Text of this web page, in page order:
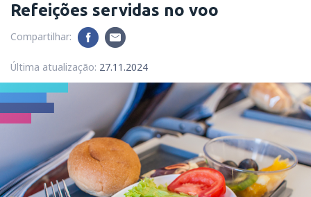
Refeições servidas no voo
Compartilhar:
Última atualização: 27.11.2024